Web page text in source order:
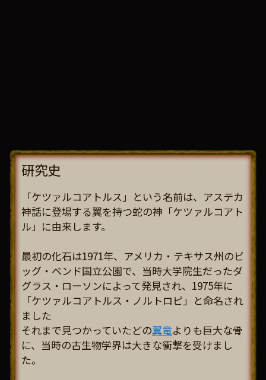
研究史
「ケツァルコアトルス」という名前は、アステカ
神話に登場する翼を持つ蛇の神「ケツァルコアト
ル」に由来します。
最初の化石は1971年、アメリカ・テキサス州のビ
ッグ・ベンド国立公園で、当時大学院生だったダ
グラス・ローソンによって発見され、1975年に
「ケツァルコアトルス・ノルトロピ」と命名され
ました
それまで見つかっていたどの翼竜よりも巨大な骨
に、当時の古生物学界は大きな衝撃を受けまし
た。